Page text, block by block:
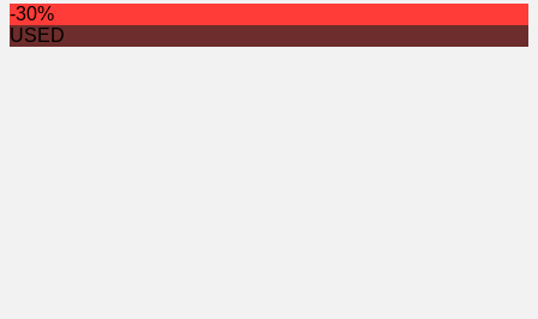
125.00 ฿.75.00 ฿.
-30%
USED